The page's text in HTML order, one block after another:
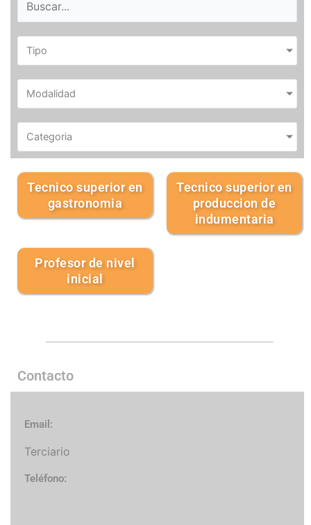
Tipo
Modalidad
Categoria
Tecnico superior en
gastronomia
Tecnico superior en
produccion de
indumentaria
Profesor de nivel
inicial
Contacto
Email:
Terciario
Teléfono: